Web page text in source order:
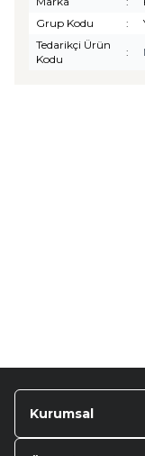
Grup Kodu
:
Tedarikçi Ürün
Kodu
:
Kurumsal